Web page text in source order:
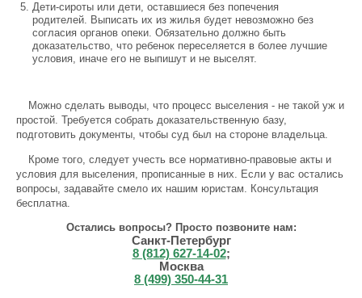
Дети-сироты или дети, оставшиеся без попечения
родителей. Выписать их из жилья будет невозможно без
согласия органов опеки. Обязательно должно быть
доказательство, что ребенок переселяется в более лучшие
условия, иначе его не выпишут и не выселят.
Можно сделать выводы, что процесс выселения - не такой уж и
простой. Требуется собрать доказательственную базу,
подготовить документы, чтобы суд был на стороне владельца.
Кроме того, следует учесть все нормативно-правовые акты и
условия для выселения, прописанные в них. Если у вас остались
вопросы, задавайте смело их нашим юристам. Консультация
бесплатна.
Остались вопросы? Просто позвоните нам:
Санкт-Петербург
8 (812) 627-14-02;
Москва
8 (499) 350-44-31